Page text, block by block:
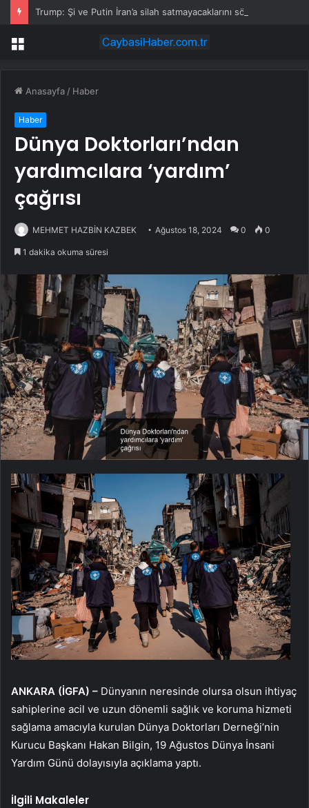
Trump: Şi ve Putin İran’a silah satmayacaklarını söyledi
Menü
Anasayfa / Haber
Haber
Dünya Doktorları’ndan
yardımcılara ‘yardım’
çağrısı
MEHMET HAZBİN KAZBEK Ağustos 18, 2024 0 0
1 dakika okuma süresi
ANKARA (İGFA) – Dünyanın neresinde olursa olsun ihtiyaç
sahiplerine acil ve uzun dönemli sağlık ve koruma hizmeti
sağlama amacıyla kurulan Dünya Doktorları Derneği’nin
Kurucu Başkanı Hakan Bilgin, 19 Ağustos Dünya İnsani
Yardım Günü dolayısıyla açıklama yaptı.
İlgili Makaleler